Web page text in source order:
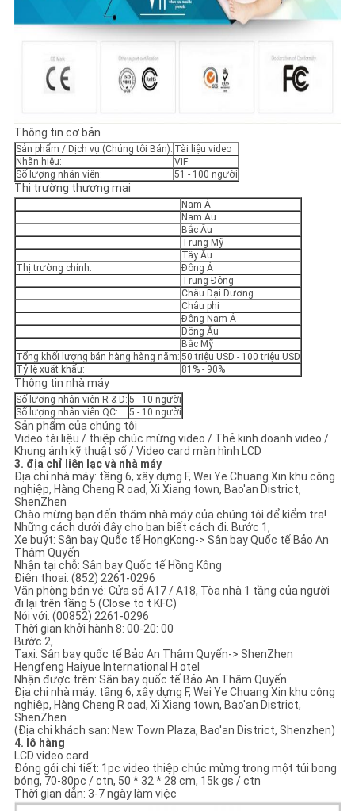
Thông tin cơ bản
Sản phẩm / Dịch vụ (Chúng tôi Bán): Tài liệu video
Nhãn hiệu:
VIF
Số lượng nhân viên:
51 - 100 người
Thị trường thương mại
Nam Á
Nam Âu
Bắc Âu
Trung Mỹ
Tây Âu
Thị trường chính:
Đông Á
Trung Đông
Châu Đại Dương
Châu phi
Đông Nam Á
Đông Âu
Bắc Mỹ
Tổng khối lượng bán hàng hàng năm: 50 triệu USD - 100 triệu USD
Tỷ lệ xuất khẩu:
81% - 90%
Thông tin nhà máy
Số lượng nhân viên R & D: 5 - 10 người
Số lượng nhân viên QC:
5 - 10 người
Sản phẩm của chúng tôi
Video tài liệu / thiệp chúc mừng video / Thẻ kinh doanh video /
Khung ảnh kỹ thuật số / Video card màn hình LCD
3. địa chỉ liên lạc và nhà máy
Địa chỉ nhà máy: tầng 6, xây dựng F, Wei Ye Chuang Xin khu công
nghiệp, Hàng Cheng R oad, Xi Xiang town, Bao'an District,
ShenZhen
Chào mừng bạn đến thăm nhà máy của chúng tôi để kiểm tra!
Những cách dưới đây cho bạn biết cách đi. Bước 1,
Xe buýt: Sân bay Quốc tế HongKong-> Sân bay Quốc tế Bảo An
Thâm Quyến
Nhận tại chỗ: Sân bay Quốc tế Hồng Kông
Điện thoại: (852) 2261-0296
Văn phòng bán vé: Cửa sổ A17 / A18, Tòa nhà 1 tầng của người
đi lại trên tầng 5 (Close to t KFC)
Nói với: (00852) 2261-0296
Thời gian khởi hành 8: 00-20: 00
Bước 2,
Taxi: Sân bay quốc tế Bảo An Thâm Quyến-> ShenZhen
Hengfeng Haiyue International H otel
Nhận được trên: Sân bay quốc tế Bảo An Thâm Quyến
Địa chỉ nhà máy: tầng 6, xây dựng F, Wei Ye Chuang Xin khu công
nghiệp, Hàng Cheng R oad, Xi Xiang town, Bao'an District,
ShenZhen
(Địa chỉ khách sạn: New Town Plaza, Bao'an District, Shenzhen)
4. lô hàng
LCD video card
Đóng gói chi tiết: 1pc video thiệp chúc mừng trong một túi bong
bóng, 70-80pc / ctn, 50 * 32 * 28 cm, 15k gs / ctn
Thời gian dẫn: 3-7 ngày làm việc